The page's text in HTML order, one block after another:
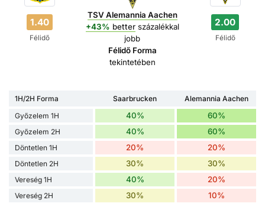
1.40
Félidő
TSV Alemannia Aachen
+43% betterszázalékkal
jobb
Félidő Forma
tekintetében
2.00
Félidő
1H/2H Forma Saarbrucken
Alemannia Aachen
Győzelem 1H
40% 60%
Győzelem 2H 40% 60%
Döntetlen 1H 20% 20%
Döntetlen 2H 30% 30%
Vereség 1H 40% 20%
Vereség 2H 30% 10%